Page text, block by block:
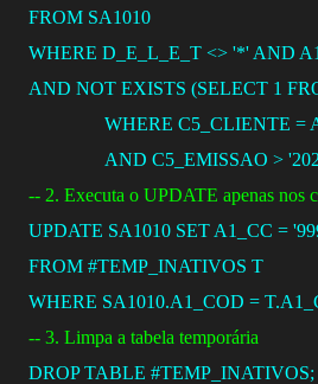
FROM SA1010
WHERE D_E_L_E_T <> '*' AND
AND NOT EXISTS (SELECT 1
WHERE C5_CLIENTE =
AND C5_EMISSAO >
-- 2. Executa o UPDATE apenas nos
UPDATE SA1010 SET A1_CC =
FROM #TEMP_INATIVOS T
WHERE SA1010.A1_COD =
-- 3. Limpa a tabela temporária
DROP TABLE #TEMP_INATIVOS;